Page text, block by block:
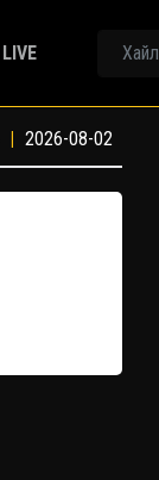
LIVE
| 2026-08-02